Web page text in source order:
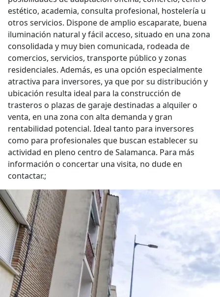
estético, academia, consulta profesional, hostelería u
otros servicios. Dispone de amplio escaparate, buena
iluminación natural y fácil acceso, situado en una zona
consolidada y muy bien comunicada, rodeada de
comercios, servicios, transporte público y zonas
residenciales. Además, es una opción especialmente
atractiva para inversores, ya que por su distribución y
ubicación resulta ideal para la construcción de
trasteros o plazas de garaje destinadas a alquiler o
venta, en una zona con alta demanda y gran
rentabilidad potencial. Ideal tanto para inversores
como para profesionales que buscan establecer su
actividad en pleno centro de Salamanca. Para más
información o concertar una visita, no dude en
contactar.;